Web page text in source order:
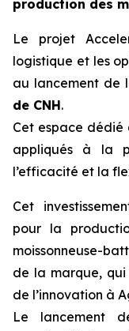
production des
Le projet
logistique et les
au lancement de
de CNH.
Cet espace dédié
appliqués à la
l’efficacité et la
Cet
pour la
moissonneuse-
de la marque,
de l’innovation à
Le lancement